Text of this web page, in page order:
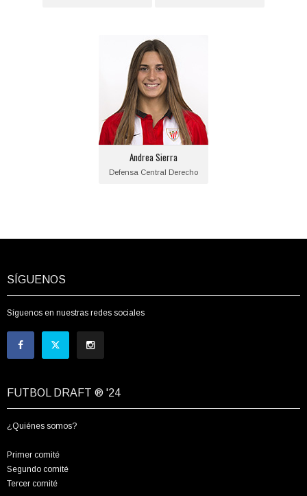
Andrea Sierra
Defensa Central Derecho
Andrea Sierra
Posición:
Defensa Central Derecho
Fecha de nacimiento:
1998-08-15
SÍGUENOS
Síguenos en nuestras redes sociales
FUTBOL DRAFT ® '24
¿Quiénes somos?
Primer comité
Segundo comité
Tercer comité